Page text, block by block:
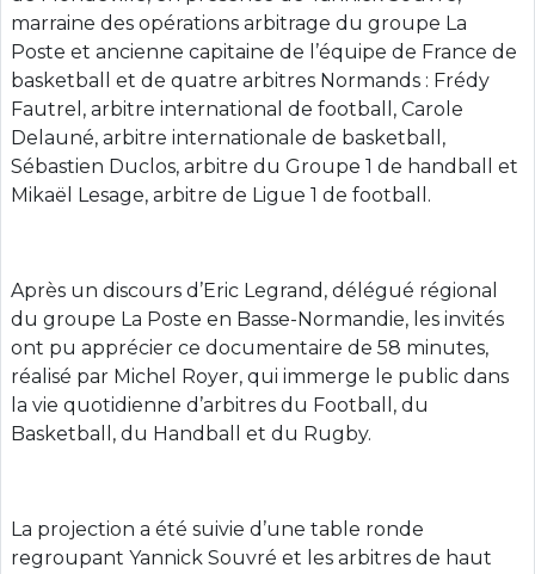
marraine des opérations arbitrage du groupe La
Poste et ancienne capitaine de l’équipe de France de
basketball et de quatre arbitres Normands : Frédy
Fautrel, arbitre international de football, Carole
Delauné, arbitre internationale de basketball,
Sébastien Duclos, arbitre du Groupe 1 de handball et
Mikaël Lesage, arbitre de Ligue 1 de football.
Après un discours d’Eric Legrand, délégué régional
du groupe La Poste en Basse-Normandie, les invités
ont pu apprécier ce documentaire de 58 minutes,
réalisé par Michel Royer, qui immerge le public dans
la vie quotidienne d’arbitres du Football, du
Basketball, du Handball et du Rugby.
La projection a été suivie d’une table ronde
regroupant Yannick Souvré et les arbitres de haut